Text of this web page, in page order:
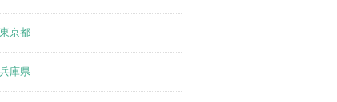
東京都
兵庫県